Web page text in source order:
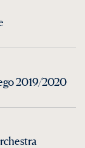
2019/2020